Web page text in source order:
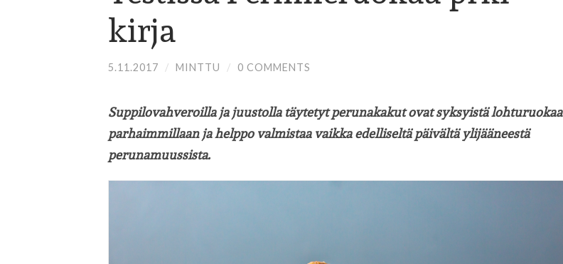
kirja
5.11.2017 / MINTTU / 0 COMMENTS
Suppilovahveroilla ja juustolla täytetyt perunakakut ovat syksyistä lohturuokaa
parhaimmillaan ja helppo valmistaa vaikka edelliseltä päivältä ylijääneestä
perunamuussista.